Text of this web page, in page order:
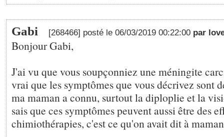
Gabi [268466] posté le 06/03/2019 00:22:00 par
Bonjour Gabi,
J'ai vu que vous soupçonniez une méningite
vrai que les symptômes que vous décrivez sont
ma maman a connu, surtout la diploplie et la
sais que ces symptômes peuvent aussi être des
chimiothérapies, c'est ce qu'on avait dit à